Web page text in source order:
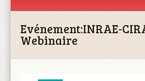
Evénement:INRAE-
Webinaire